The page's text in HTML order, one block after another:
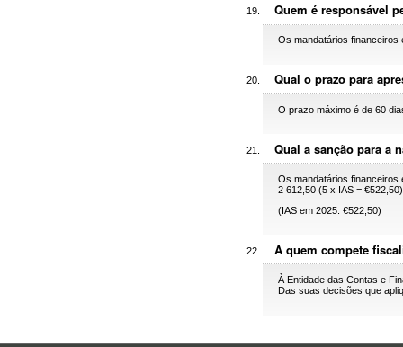
Quem é responsável
Os mandatários financeiros
Qual o prazo para
O prazo máximo é de 60
Qual a sanção para a
Os mandatários financeiros
2 612,50 (5 x IAS =
(IAS em 2025: €522,50)
A quem compete
À Entidade das Contas e
Das suas decisões que